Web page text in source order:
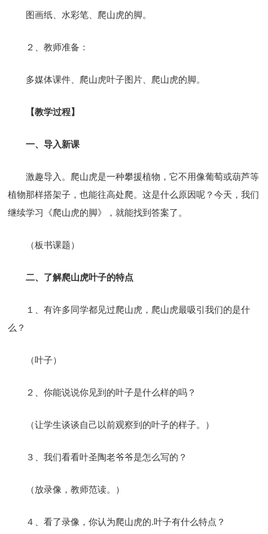
图画纸、水彩笔、爬山虎的脚。
２、教师准备：
多媒体课件、爬山虎叶子图片、爬山虎的脚。
【教学过程】
一、导入新课
激趣导入。爬山虎是一种攀援植物，它不用像葡萄或葫芦等
植物那样搭架子，也能往高处爬。这是什么原因呢？今天，我们
继续学习《爬山虎的脚》，就能找到答案了。
（板书课题）
二、了解爬山虎叶子的特点
１、有许多同学都见过爬山虎，爬山虎最吸引我们的是什
么？
（叶子）
２、你能说说你见到的叶子是什么样的吗？
（让学生谈谈自己以前观察到的叶子的样子。）
３、我们看看叶圣陶老爷爷是怎么写的？
（放录像，教师范读。）
４、看了录像，你认为爬山虎的.叶子有什么特点？